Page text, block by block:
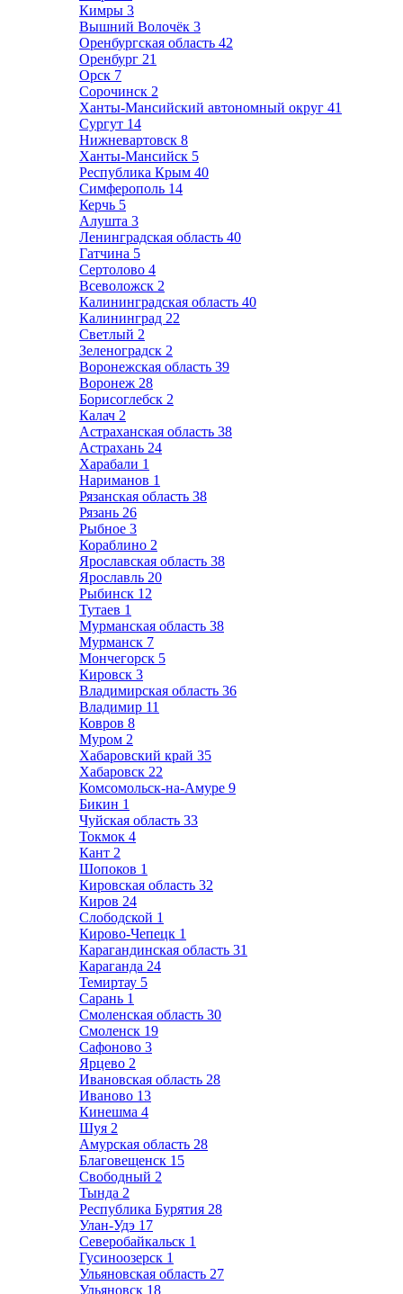
Кимры 3
Вышний Волочёк 3
Оренбургская область 42
Оренбург 21
Орск 7
Сорочинск 2
Ханты-Мансийский автономный округ 41
Сургут 14
Нижневартовск 8
Ханты-Мансийск 5
Республика Крым 40
Симферополь 14
Керчь 5
Алушта 3
Ленинградская область 40
Гатчина 5
Сертолово 4
Всеволожск 2
Калининградская область 40
Калининград 22
Светлый 2
Зеленоградск 2
Воронежская область 39
Воронеж 28
Борисоглебск 2
Калач 2
Астраханская область 38
Астрахань 24
Харабали 1
Нариманов 1
Рязанская область 38
Рязань 26
Рыбное 3
Кораблино 2
Ярославская область 38
Ярославль 20
Рыбинск 12
Тутаев 1
Мурманская область 38
Мурманск 7
Мончегорск 5
Кировск 3
Владимирская область 36
Владимир 11
Ковров 8
Муром 2
Хабаровский край 35
Хабаровск 22
Комсомольск-на-Амуре 9
Бикин 1
Чуйская область 33
Токмок 4
Кант 2
Шопоков 1
Кировская область 32
Киров 24
Слободской 1
Кирово-Чепецк 1
Карагандинская область 31
Караганда 24
Темиртау 5
Сарань 1
Смоленская область 30
Смоленск 19
Сафоново 3
Ярцево 2
Ивановская область 28
Иваново 13
Кинешма 4
Шуя 2
Амурская область 28
Благовещенск 15
Свободный 2
Тында 2
Республика Бурятия 28
Улан-Удэ 17
Северобайкальск 1
Гусиноозерск 1
Ульяновская область 27
Ульяновск 18